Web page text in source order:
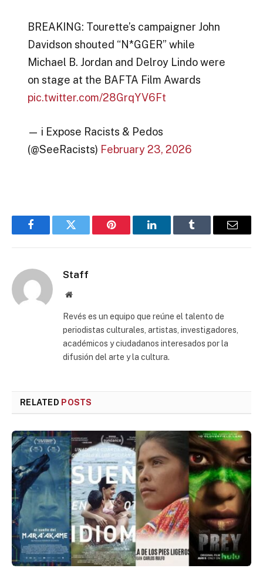
BREAKING: Tourette’s campaigner John
Davidson shouted “N*GGER” while
Michael B. Jordan and Delroy Lindo were
on stage at the BAFTA Film Awards
pic.twitter.com/28GrqYV6Ft
— i Expose Racists & Pedos
(@SeeRacists) February 23, 2026
FacebookTwitter Pinterest LinkedInTumblr Email
Staff
Website
Revés es un equipo que reúne el talento de
periodistas culturales, artistas, investigadores,
académicos y ciudadanos interesados por la
difusión del arte y la cultura.
RELATED POSTS